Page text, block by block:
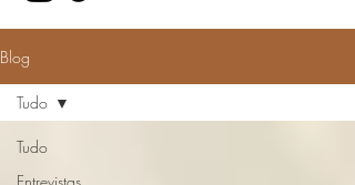
Blog
Tudo
Tudo